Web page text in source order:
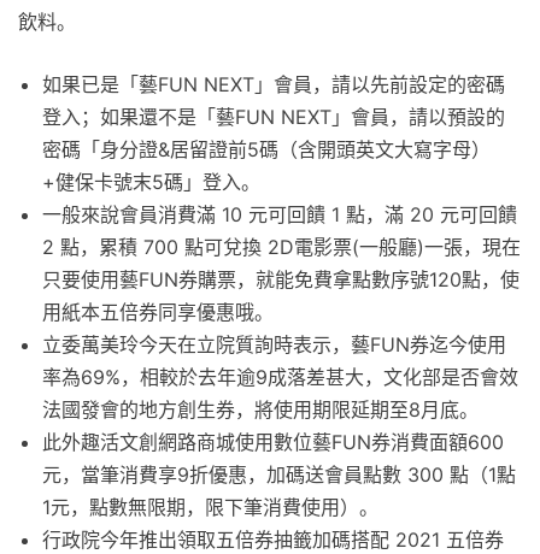
飲料。
如果已是「藝FUN NEXT」會員，請以先前設定的密碼
登入；如果還不是「藝FUN NEXT」會員，請以預設的
密碼「身分證&居留證前5碼（含開頭英文大寫字母）
+健保卡號末5碼」登入。
一般來說會員消費滿 10 元可回饋 1 點，滿 20 元可回饋
2 點，累積 700 點可兌換 2D電影票(一般廳)一張，現在
只要使用藝FUN券購票，就能免費拿點數序號120點，使
用紙本五倍券同享優惠哦。
立委萬美玲今天在立院質詢時表示，藝FUN券迄今使用
率為69%，相較於去年逾9成落差甚大，文化部是否會效
法國發會的地方創生券，將使用期限延期至8月底。
此外趣活文創網路商城使用數位藝FUN券消費面額600
元，當筆消費享9折優惠，加碼送會員點數 300 點（1點
1元，點數無限期，限下筆消費使用）。
行政院今年推出領取五倍券抽籤加碼搭配 2021 五倍券